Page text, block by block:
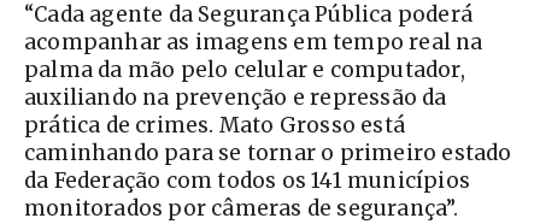
“Cada agente da Segurança Pública poderá
acompanhar as imagens em tempo real na
palma da mão pelo celular e computador,
auxiliando na prevenção e repressão da
prática de crimes. Mato Grosso está
caminhando para se tornar o primeiro estado
da Federação com todos os 141 municípios
monitorados por câmeras de segurança”.